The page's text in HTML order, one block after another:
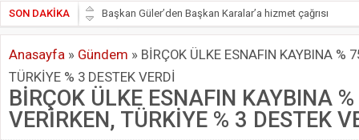
SON DAKİKA
Başkan Güler’den Başkan Karalar’a hizmet çağrısı
Lokantacılar ve Kebapçılar Esnaf Odası Başkanı Şefik
Hak-İş Abdurrahman Yücel
HDP İL BİNASININ ÖNÜNDE ANNELER TARİH
CEYHAN TİCARET ODASI
Hainler emellerine asla erişemeyecekler
Anasayfa » Gündem » BİRÇOK ÜLKE ESNAFIN KAYBINA %
TÜRKİYE % 3 DESTEK VERDİ
BİRÇOK ÜLKE ESNAFIN KAYBINA
VERİRKEN, TÜRKİYE % 3 DESTEK